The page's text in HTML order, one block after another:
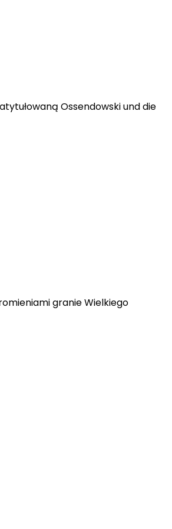
Ossendowski und die
granie Wielkiego